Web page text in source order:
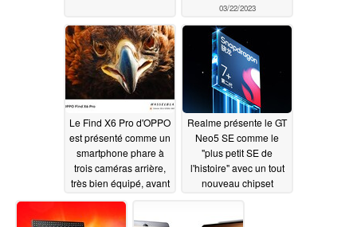
03/22/2023
Le Find X6 Pro d'OPPO
est présenté comme un
smartphone phare à
trois caméras arrière,
très bien équipé, avant
son lancement
03/18/2023
Realme présente le GT
Neo5 SE comme le
"plus petit SE de
l'histoire" avec un tout
nouveau chipset